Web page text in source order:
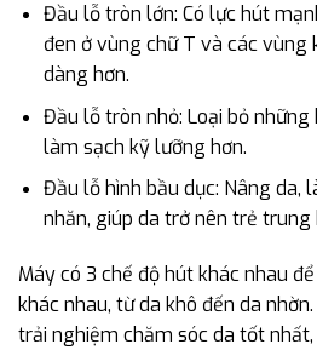
Đầu lỗ tròn lớn: Có lực hút
đen ở vùng chữ T và các vùng
dàng hơn.
Đầu lỗ tròn nhỏ: Loại bỏ những
làm sạch kỹ lưỡng hơn.
Đầu lỗ hình bầu dục: Nâng da,
nhăn, giúp da trở nên trẻ trung
Máy có 3 chế độ hút khác nhau
khác nhau, từ da khô đến da
trải nghiệm chăm sóc da tốt